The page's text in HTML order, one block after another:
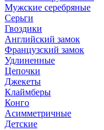
Мужские серебряные
Серьги
Гвоздики
Английский замок
Французский замок
Удлиненные
Цепочки
Джекеты
Клаймберы
Конго
Асимметричные
Детские